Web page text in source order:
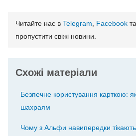
Читайте нас в Telegram Facebook та
пропустити свіжі новини.
Схожі матеріали
Безпечне користування карткою:
шахраям
Чому з Альфи навипередки